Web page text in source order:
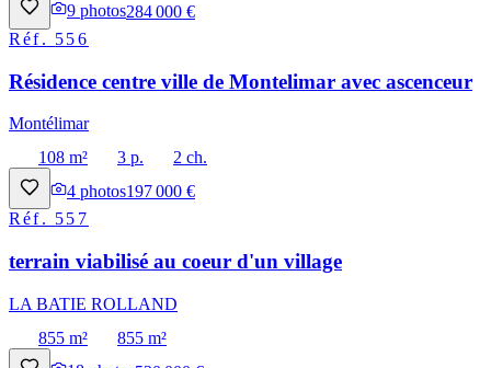
9 photos284 000 €
Réf. 556
Résidence centre ville de Montelimar avec ascenceur
Montélimar
108 m²
3 p.
2 ch.
4 photos197 000 €
Réf. 557
terrain viabilisé au coeur d'un village
LA BATIE ROLLAND
855 m²
855 m²